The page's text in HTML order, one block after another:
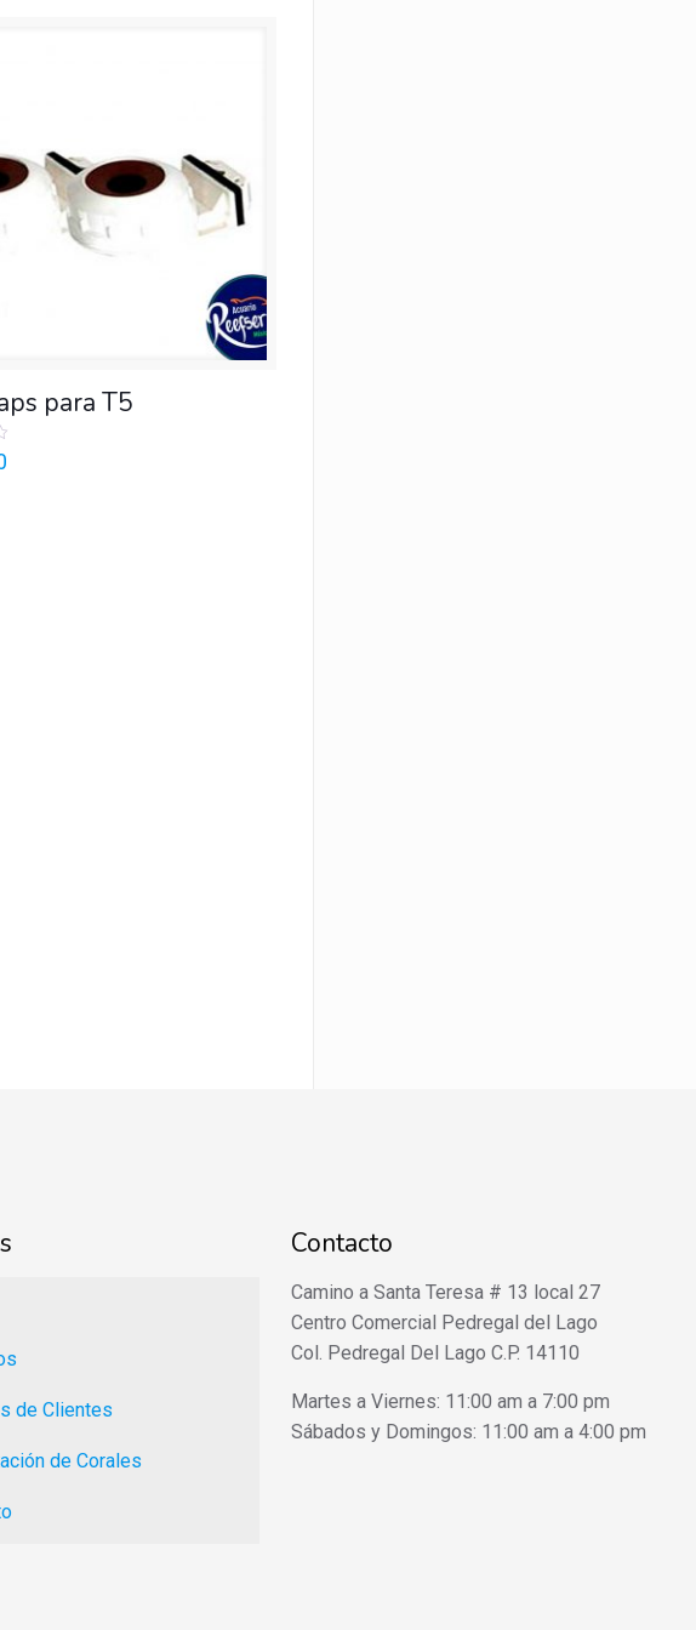
para T5
de Clientes
de Corales
Contacto
Camino a Santa Teresa # 13 local 27
Centro Comercial Pedregal del Lago
Col. Pedregal Del Lago C.P. 14110
Martes a Viernes: 11:00 am a 7:00 pm
Sábados y Domingos: 11:00 am a 4:00 pm